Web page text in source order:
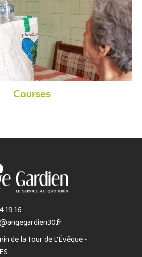
Courses
19 16
de la Tour de L’Évêque -